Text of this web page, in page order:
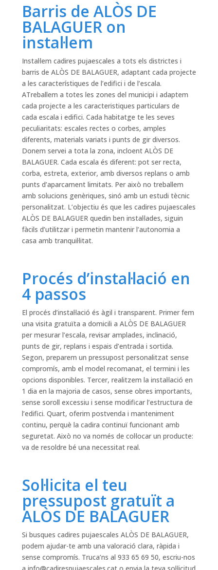
Barris de ALÒS DE
BALAGUER on
instal·lem
Instal·lem cadires pujaescales a tots els districtes i
barris de ALÒS DE BALAGUER, adaptant cada projecte
a les característiques de l’edifici i de l’escala.
ATreballem a totes les zones del municipi i adaptem
cada projecte a les caracteristiques particulars de
cada escala i edifici. Cada habitatge te les seves
peculiaritats: escales rectes o corbes, amples
diferents, materials variats i punts de gir diversos.
Donem servei a tota la zona, incloent ALÒS DE
BALAGUER. Cada escala és diferent: pot ser recta,
corba, estreta, exterior, amb diversos replans o amb
punts d’aparcament limitats. Per això no treballem
amb solucions genèriques, sinó amb un estudi tècnic
personalitzat. L’objectiu és que les cadires pujaescales
ALÒS DE BALAGUER quedin ben instal·lades, siguin
fàcils d’utilitzar i permetin mantenir l’autonomia a
casa amb tranquil·litat.
Procés d’instal·lació en
4 passos
El procés d’instal·lació és àgil i transparent. Primer fem
una visita gratuïta a domicili a ALÒS DE BALAGUER
per mesurar l’escala, revisar amplades, inclinació,
punts de gir, replans i espais d’entrada i sortida.
Segon, preparem un pressupost personalitzat sense
compromís, amb el model recomanat, el termini i les
opcions disponibles. Tercer, realitzem la instal·lació en
1 dia en la majoria de casos, sense obres importants,
sense soroll excessiu i sense modificar l’estructura de
l’edifici. Quart, oferim postvenda i manteniment
continu, perquè la cadira continuï funcionant amb
seguretat. Això no va només de col·locar un producte:
va de resoldre bé una necessitat real.
Sol·licita el teu
pressupost gratuït a
ALÒS DE BALAGUER
Si busques cadires pujaescales ALÒS DE BALAGUER,
podem ajudar-te amb una valoració clara, ràpida i
sense compromís. Truca’ns al 933 65 69 50, escriu-nos